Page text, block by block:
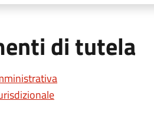
di tutela